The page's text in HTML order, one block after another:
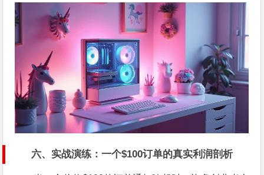
六、实战演练：一个$100订单的真实利润剖析